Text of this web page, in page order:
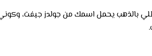
بالذهب يحمل اسمك من جولدز جيفت،